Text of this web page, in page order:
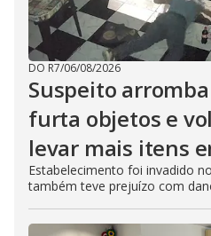
DO R7/06/08/2026
Suspeito
furta objetos e
levar mais itens
Estabelecimento foi invadido
também teve prejuízo com